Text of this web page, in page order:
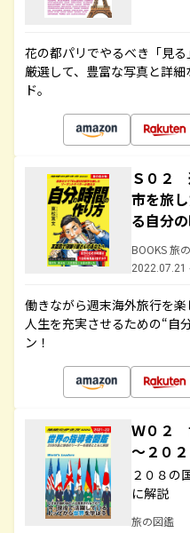
花の都パリでやるべき「見
厳選して、豊富な写真と詳
ド。
Ｓ０２
市を旅
る自分
BOOKS 旅
2022.07.21
働きながら週末海外旅行を楽
人生を充実させるための“自
ン！
Ｗ０２
～２０
２０８の
に解説
旅の図鑑